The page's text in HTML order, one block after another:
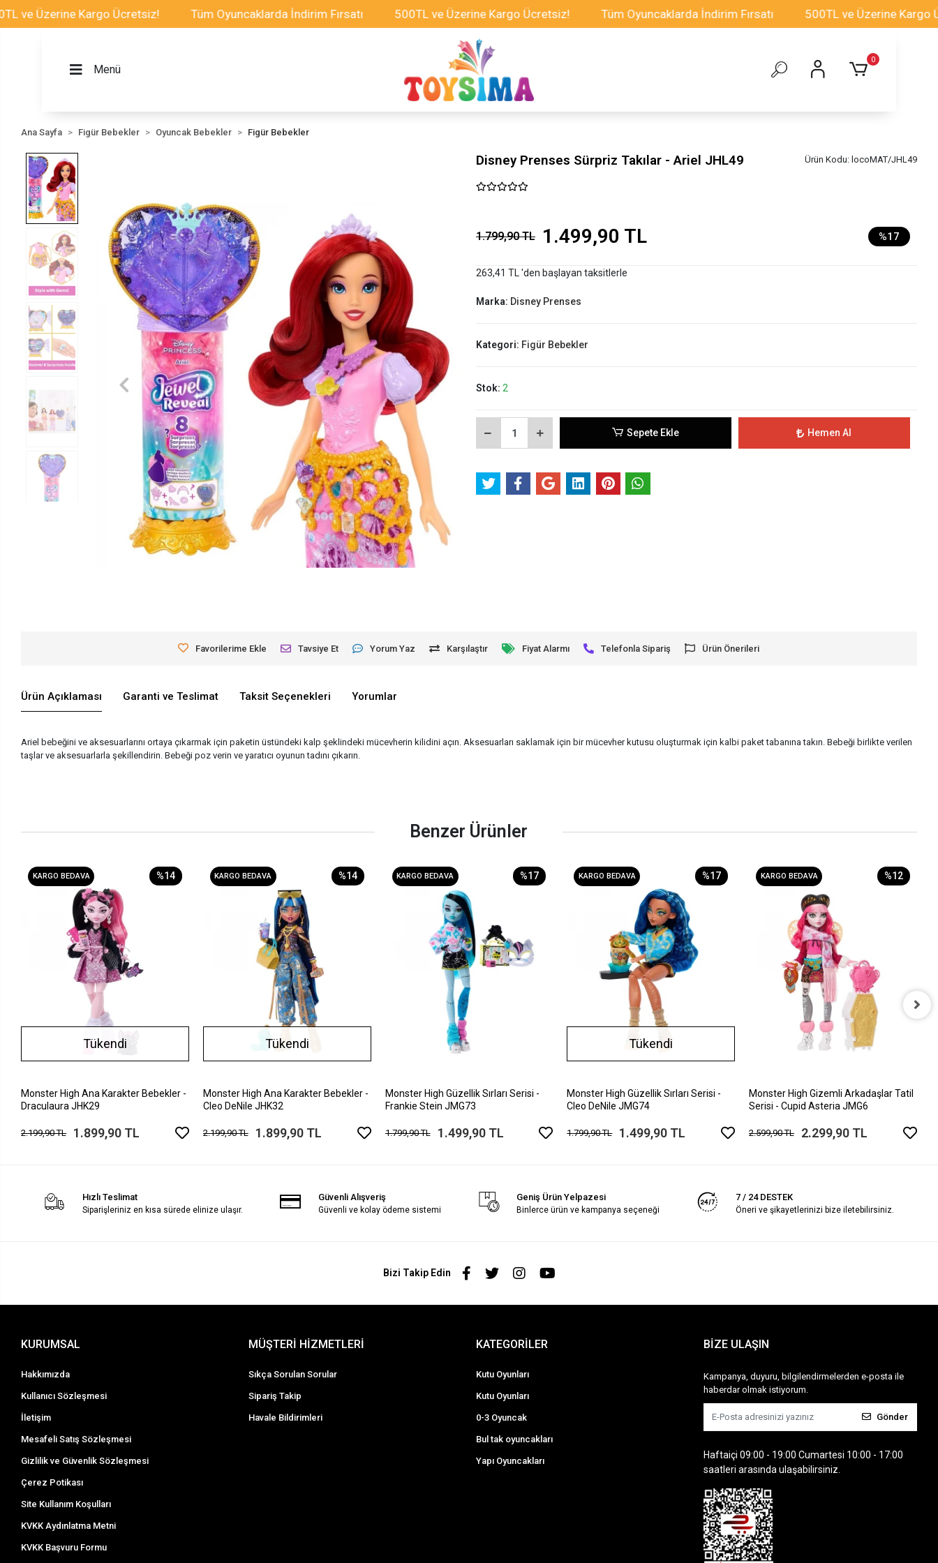
Kargo Ücretsiz! Tüm Oyuncaklarda İndirim Fırsatı 500TL ve Üzerine Kargo Ücretsiz! Tüm Oyuncaklarda İndirim Fırsatı 500TL ve Üzerine Kargo
Menü
0
Ana Sayfa Figür Bebekler Oyuncak Bebekler Figür Bebekler
Disney Prenses Sürpriz Takılar - Ariel JHL49 Ürün Kodu: locoMAT/JHL49
1.799,90 TL 1.499,90 TL %17
263,41 TL 'den başlayan taksitlerle
Marka: Disney Prenses
Kategori: Figür Bebekler
Stok: 2
Sepete Ekle Hemen Al
Favorilerime Ekle Tavsiye Et Yorum Yaz Karşılaştır Fiyat Alarmı Telefonla Sipariş Ürün Önerileri
Ürün Açıklaması Garanti ve Teslimat Taksit Seçenekleri Yorumlar
Ariel bebeğini ve aksesuarlarını ortaya çıkarmak için paketin üstündeki kalp şeklindeki mücevherin kilidini açın. Aksesuarları saklamak için bir mücevher kutusu oluşturmak için kalbi paket tabanına takın. Bebeği birlikte verilen
taşlar ve aksesuarlarla şekillendirin. Bebeği poz verin ve yaratıcı oyunun tadını çıkarın.
Benzer Ürünler
KARGO BEDAVA %14
Tükendi
Monster High Ana Karakter Bebekler -
Draculaura JHK29
2.199,90 TL 1.899,90 TL
KARGO BEDAVA %14
Tükendi
Monster High Ana Karakter Bebekler -
Cleo DeNile JHK32
2.199,90 TL 1.899,90 TL
KARGO BEDAVA %17
Monster High Güzellik Sırları Serisi -
Frankie Stein JMG73
1.799,90 TL 1.499,90 TL
KARGO BEDAVA %17
Tükendi
Monster High Güzellik Sırları Serisi -
Cleo DeNile JMG74
1.799,90 TL 1.499,90 TL
KARGO BEDAVA %12
Monster High Gizemli Arkadaşlar Tatil
Serisi - Cupid Asteria JMG6
2.599,90 TL 2.299,90 TL
Hızlı Teslimat
Siparişleriniz en kısa sürede elinize ulaşır.
Güvenli Alışveriş
Güvenli ve kolay ödeme sistemi
Geniş Ürün Yelpazesi
Binlerce ürün ve kampanya seçeneği
7 / 24 DESTEK
Öneri ve şikayetlerinizi bize iletebilirsiniz.
Bizi Takip Edin
KURUMSAL
Hakkımızda
Kullanıcı Sözleşmesi
İletişim
Mesafeli Satış Sözleşmesi
Gizlilik ve Güvenlik Sözleşmesi
Çerez Potikası
Site Kullanım Koşulları
KVKK Aydınlatma Metni
KVKK Başvuru Formu
MÜŞTERİ HİZMETLERİ
Sıkça Sorulan Sorular
Sipariş Takip
Havale Bildirimleri
KATEGORİLER
Kutu Oyunları
Kutu Oyunları
0-3 Oyuncak
Bul tak oyuncakları
Yapı Oyuncakları
BİZE ULAŞIN
Kampanya, duyuru, bilgilendirmelerden e-posta ile
haberdar olmak istiyorum.
Gönder
Haftaiçi 09:00 - 19:00 Cumartesi 10:00 - 17:00
saatleri arasında ulaşabilirsiniz.